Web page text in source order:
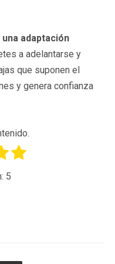
adaptación
a adelantarse y
que suponen el
y genera confianza
5